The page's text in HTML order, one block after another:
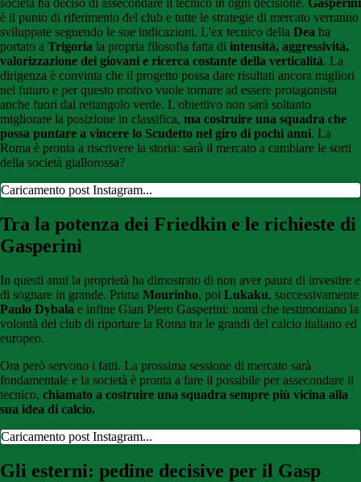
è il punto di riferimento del club e tutte le strategie di mercato verranno
sviluppate seguendo le sue indicazioni. L'ex tecnico della Dea ha
portato a Trigoria la propria filosofia fatta di intensità, aggressività,
valorizzazione dei giovani e ricerca costante della verticalità. La
dirigenza è convinta che il progetto possa dare risultati ancora migliori
nel futuro e per questo motivo vuole tornare ad essere protagonista
anche fuori dal rettangolo verde. L'obiettivo non sarà soltanto
migliorare la posizione in classifica, ma costruire una squadra che
possa puntare a vincere lo Scudetto nel giro di pochi anni. La
Roma è pronta a riscrivere la storia: sarà il mercato a cambiare le sorti
della società giallorossa?
Caricamento post Instagram...
Tra la potenza dei Friedkin e le richieste di
Gasperini
In questi anni la proprietà ha dimostrato di non aver paura di investire e
di sognare in grande. Prima Mourinho, poi Lukaku, successivamente
Paulo Dybala e infine Gian Piero Gasperini: nomi che testimoniano la
volontà del club di riportare la Roma tra le grandi del calcio italiano ed
europeo.
Ora però servono i fatti. La prossima sessione di mercato sarà
fondamentale e la società è pronta a fare il possibile per assecondare il
tecnico, chiamato a costruire una squadra sempre più vicina alla
sua idea di calcio.
Caricamento post Instagram...
Gli esterni: pedine decisive per il Gasp